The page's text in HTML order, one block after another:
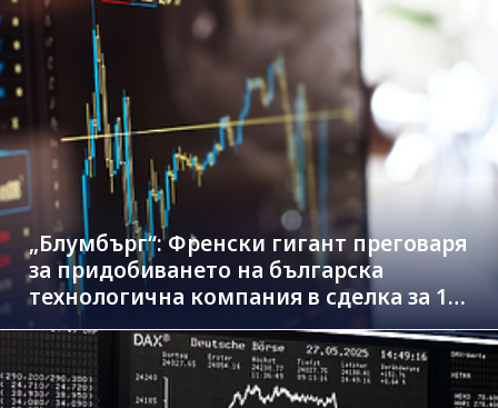
„Блумбърг“: Френски гигант преговаря
за придобиването на българска
технологична компания в сделка за 1.3
млрд. евро